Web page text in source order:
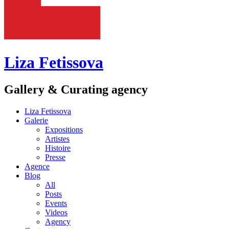
Liza Fetissova
Gallery & Curating agency
Liza Fetissova
Galerie
Expositions
Artistes
Histoire
Presse
Agence
Blog
All
Posts
Events
Videos
Agency